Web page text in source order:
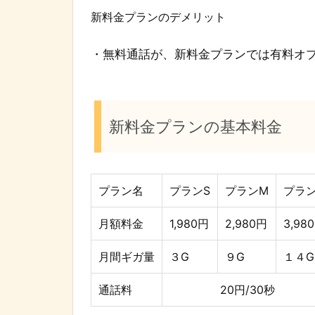
新料金プランのデメリット
・無料通話が、新料金プランでは有料オ
新料金プランの基本料金
プラン名 プランS プランM プラ
月額料金 1,980円 2,980円
月間ギガ量 ３G ９G １４G
通話料 20円/30秒